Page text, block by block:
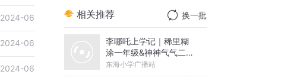
2024-06
2024-06
2024-06
相关推荐 换一批
李哪吒上学记｜稀里糊
涂一年级&神神气气二年
级
东海小学广播站